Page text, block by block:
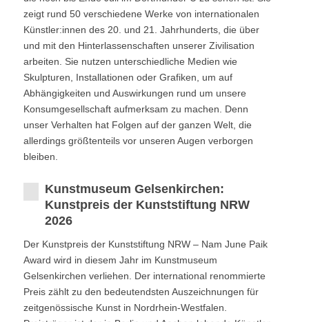
zeigt rund 50 verschiedene Werke von internationalen
Künstler:innen des 20. und 21. Jahrhunderts, die über
und mit den Hinterlassenschaften unserer Zivilisation
arbeiten. Sie nutzen unterschiedliche Medien wie
Skulpturen, Installationen oder Grafiken, um auf
Abhängigkeiten und Auswirkungen rund um unsere
Konsumgesellschaft aufmerksam zu machen. Denn
unser Verhalten hat Folgen auf der ganzen Welt, die
allerdings größtenteils vor unseren Augen verborgen
bleiben.
Kunstmuseum Gelsenkirchen:
Kunstpreis der Kunststiftung NRW
2026
Der Kunstpreis der Kunststiftung NRW – Nam June Paik
Award wird in diesem Jahr im Kunstmuseum
Gelsenkirchen verliehen. Der international renommierte
Preis zählt zu den bedeutendsten Auszeichnungen für
zeitgenössische Kunst in Nordrhein-Westfalen.